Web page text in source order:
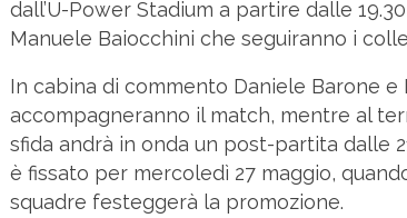
dall’U-Power Stadium a partire dalle
Manuele Baiocchini che seguiranno i
In cabina di commento Daniele Barone
accompagneranno il match, mentre al
sfida andrà in onda un post-partita dalle
è fissato per mercoledì 27 maggio,
squadre festeggerà la promozione.